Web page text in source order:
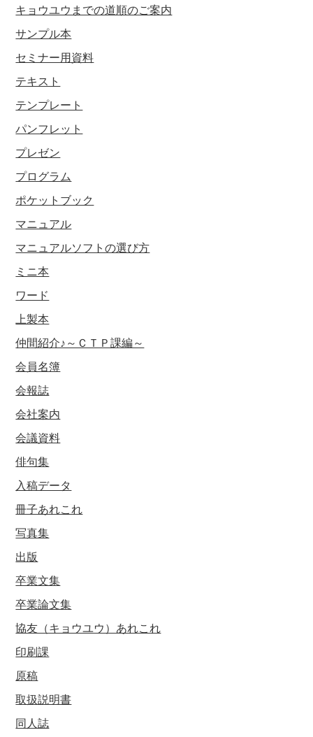
キョウユウまでの道順のご案内
サンプル本
セミナー用資料
テキスト
テンプレート
パンフレット
プレゼン
プログラム
ポケットブック
マニュアル
マニュアルソフトの選び方
ミニ本
ワード
上製本
仲間紹介♪～ＣＴＰ課編～
会員名簿
会報誌
会社案内
会議資料
俳句集
入稿データ
冊子あれこれ
写真集
出版
卒業文集
卒業論文集
協友（キョウユウ）あれこれ
印刷課
原稿
取扱説明書
同人誌